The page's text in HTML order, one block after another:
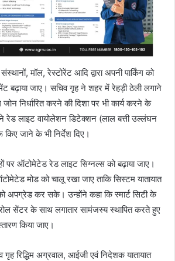
मॉल, रेस्टोरेंट आदि द्वारा अपनी पार्किंग को
बढ़ाया जाए। सचिव गृह ने शहर में रेहड़ी ठेली लगाने
जोन निर्धारित करने की दिशा पर भी कार्य करने के
रेड लाइट वायोलेशन डिटेक्शन (लाल बत्ती उल्लंघन
जाने के भी निर्देश दिए।
पर ऑटोमेटेड रेड लाइट सिग्नल्स को बढ़ाया जाए।
मोड को चालू रखा जाए ताकि सिस्टम यातायात
अपग्रेड कर सके। उन्होंने कहा कि स्मार्ट सिटी के
सेंटर के साथ लगातार सामंजस्य स्थापित करते हुए
किया जाए।
रिद्धिम अग्रवाल, आईजी एवं निदेशक यातायात